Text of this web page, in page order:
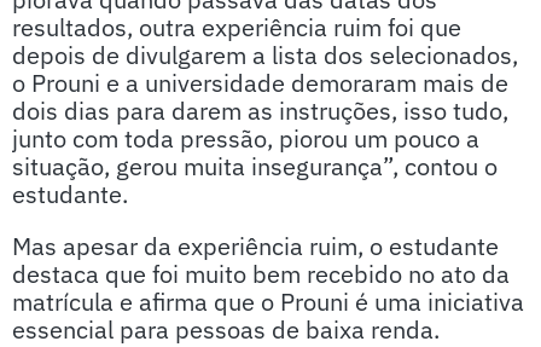
resultados, outra experiência ruim foi que
depois de divulgarem a lista dos selecionados,
o Prouni e a universidade demoraram mais de
dois dias para darem as instruções, isso tudo,
junto com toda pressão, piorou um pouco a
situação, gerou muita insegurança”, contou o
estudante.
Mas apesar da experiência ruim, o estudante
destaca que foi muito bem recebido no ato da
matrícula e afirma que o Prouni é uma iniciativa
essencial para pessoas de baixa renda.